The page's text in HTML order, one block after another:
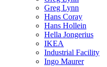
Greg Lynn
Hans Coray
Hans Hollein
Hella Jongerius
IKEA
Industrial Facility
Ingo Maurer